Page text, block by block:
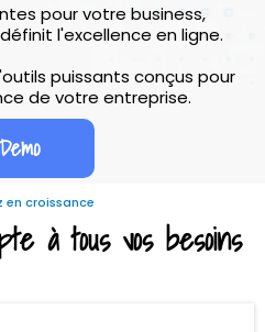
pour votre business,
l'excellence en ligne.
puissants conçus pour
de votre entreprise.
Demo
en croissance
à tous vos besoins